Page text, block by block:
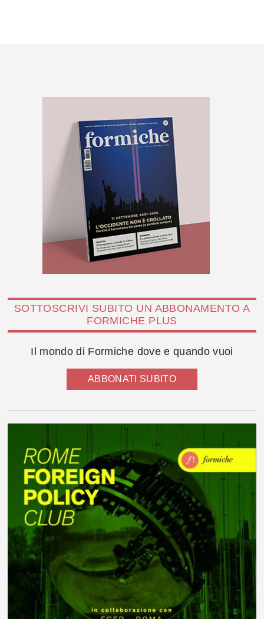
SOTTOSCRIVI SUBITO UN ABBONAMENTO A
FORMICHE PLUS
Il mondo di Formiche dove e quando vuoi
ABBONATI SUBITO